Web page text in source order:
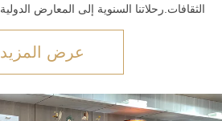
عرض المزيد